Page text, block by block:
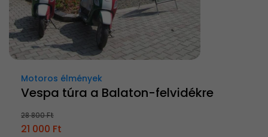
Motoros élmények
Vespa túra a Balaton-felvidékre
28 800 Ft
21 000 Ft